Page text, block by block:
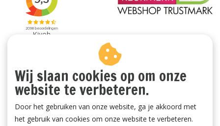
Wij slaan cookies op om onze
website te verbeteren.
Door het gebruiken van onze website, ga je akkoord met
het gebruik van cookies om onze website te verbeteren.